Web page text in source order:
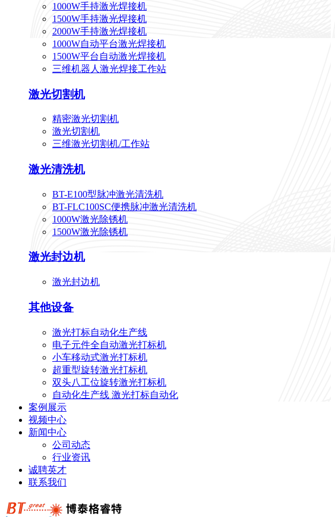
1000W手持激光焊接机
1500W手持激光焊接机
2000W手持激光焊接机
1000W自动平台激光焊接机
1500W平台自动激光焊接机
三维机器人激光焊接工作站
激光切割机
精密激光切割机
激光切割机
三维激光切割机/工作站
激光清洗机
BT-E100型脉冲激光清洗机
BT-FLC100SC便携脉冲激光清洗机
1000W激光除锈机
1500W激光除锈机
激光封边机
激光封边机
其他设备
激光打标自动化生产线
电子元件全自动激光打标机
小车移动式激光打标机
超重型旋转激光打标机
双头八工位旋转激光打标机
自动化生产线 激光打标自动化
案例展示
视频中心
新闻中心
公司动态
行业资讯
诚聘英才
联系我们